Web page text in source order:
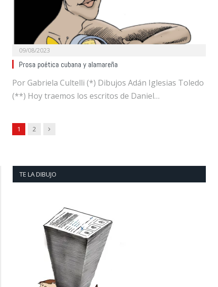
09/08/2023
Prosa poética cubana y alamareña
Por Gabriela Cultelli (*) Dibujos Adán Iglesias Toledo
(**) Hoy traemos los escritos de Daniel…
1 2 Next
TE LA DIBUJO